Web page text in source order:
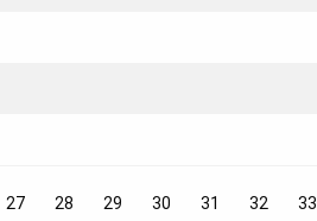
27 28 29 30 31 32 33